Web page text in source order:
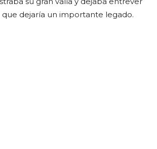
que dejaría un importante legado.